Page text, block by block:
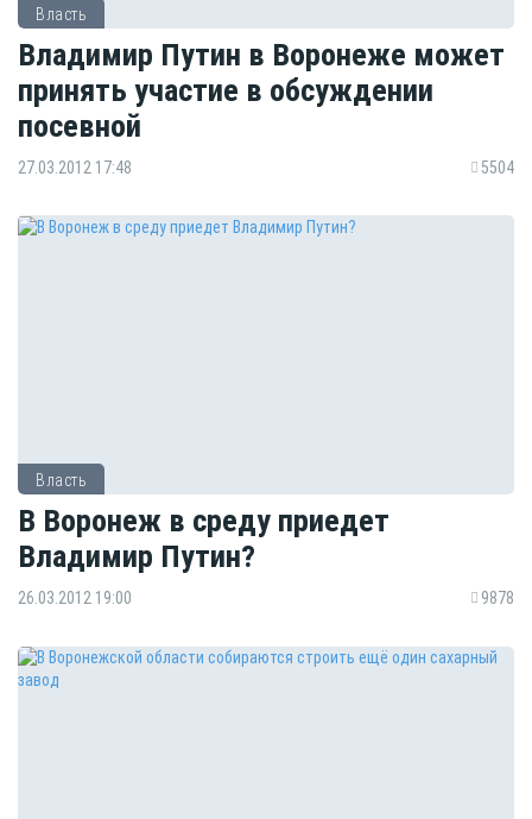
Власть
Владимир Путин в Воронеже может
принять участие в обсуждении
посевной
27.03.2012 17:48 5504
Власть
В Воронеж в среду приедет
Владимир Путин?
26.03.2012 19:00 9878